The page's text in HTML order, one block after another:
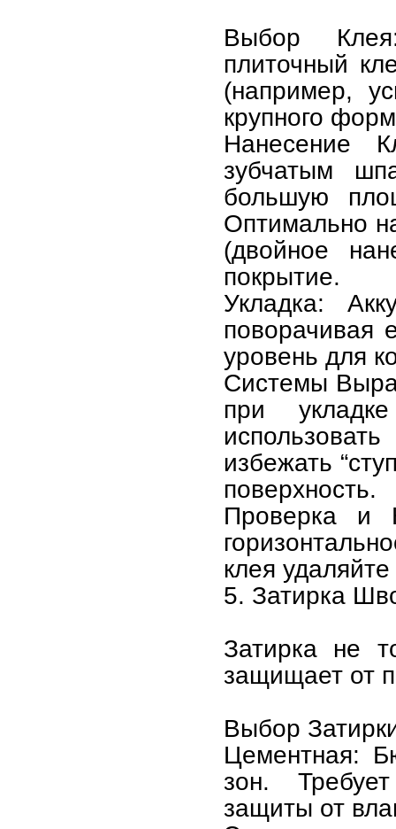
Выбор Клея:
плиточный
(например,
крупного
Нанесение
зубчатым
большую
Оптимально
(двойное
покрытие.
Укладка:
поворачивая
уровень для
Системы
при
избежать
поверхность.
Проверка и
клея удаляйте
5. Затирка
Затирка не
защищает от
Выбор
Цементная:
зон.
защиты от